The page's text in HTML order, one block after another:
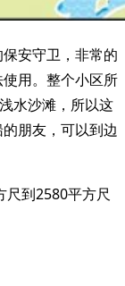
安守卫，非常的
用。整个小区所
水沙滩，所以这
朋友，可以到边
到2580平方尺